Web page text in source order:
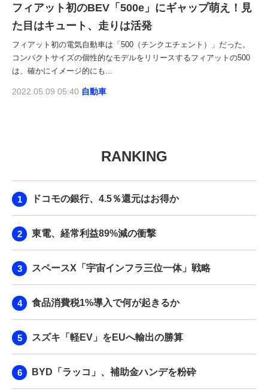
フィアット初のBEV「500e」にギャップ萌え！見
た目はキュート、走りは活発
フィアット初の電気自動車は「500（チンクエチェント）」だった。
コンパクトサイズの個性的なモデルをリリースするフィアットの500
は、確かにイメージ的にも...
2022.05.09 05:40 自動車
RANKING
ドコモの銀行、4.5％還元はお得か
東電、経常利益89%減の衝撃
スペースX「宇宙インフラ三位一体」戦略
食品消費税1%導入で何が起きるか
スズキ「軽EV」をEUへ輸出の勝算
BYD「ラッコ」、補助金ハンデを粉砕